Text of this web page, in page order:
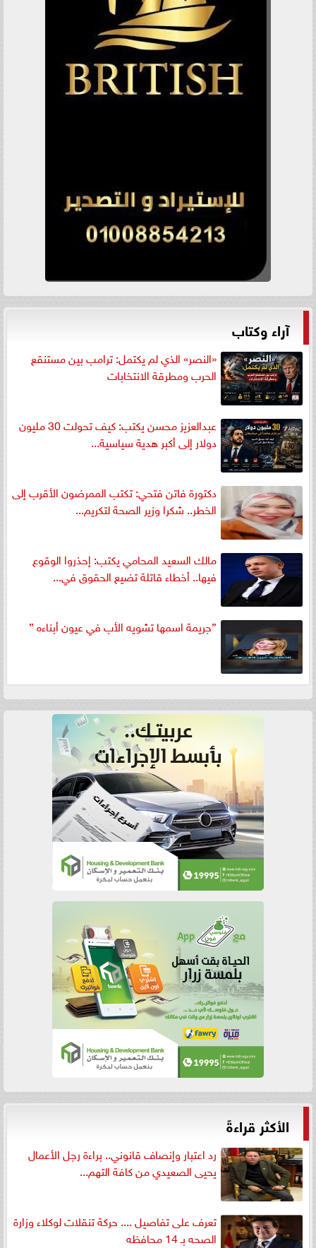
آراء وكتاب
«النصر» الذي لم يكتمل: ترامب بين مستنقع
الحرب ومطرقة الانتخابات
عبدالعزيز محسن يكتب: كيف تحولت 30 مليون
دولار إلى أكبر هدية سياسية...
دكتورة فاتن فتحي: تكتب الممرضون الأقرب إلى
الخطر.. شكرا وزير الصحة لتكريم...
مالك السعيد المحامي يكتب: إحذروا الوقوع
فيها.. أخطاء قاتلة تضيع الحقوق في...
”جريمة اسمها تشويه الأب في عيون أبناءه ”
الأكثر قراءةً
رد اعتبار وإنصاف قانوني.. براءة رجل الأعمال
يحيى الصعيدي من كافة التهم...
تعرف على تفاصيل .... حركة تنقلات لوكلاء وزارة
الصحه بـ 14 محافظه